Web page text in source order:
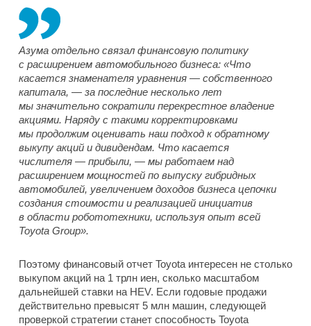
Азума отдельно связал финансовую политику
с расширением автомобильного бизнеса: «Что
касается знаменателя уравнения — собственного
капитала, — за последние несколько лет
мы значительно сократили перекрестное владение
акциями. Наряду с такими корректировками
мы продолжим оценивать наш подход к обратному
выкупу акций и дивидендам. Что касается
числителя — прибыли, — мы работаем над
расширением мощностей по выпуску гибридных
автомобилей, увеличением доходов бизнеса цепочки
создания стоимости и реализацией инициатив
в области робототехники, используя опыт всей
Toyota Group».
Поэтому финансовый отчет Toyota интересен не столько
выкупом акций на 1 трлн иен, сколько масштабом
дальнейшей ставки на HEV. Если годовые продажи
действительно превысят 5 млн машин, следующей
проверкой стратегии станет способность Toyota